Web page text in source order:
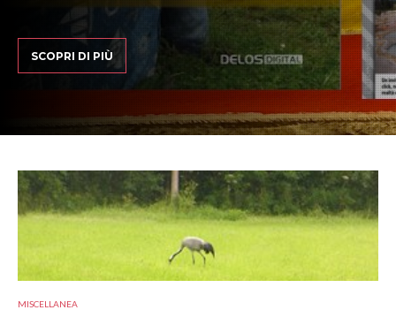
SCOPRI DI PIÙ
MISCELLANEA